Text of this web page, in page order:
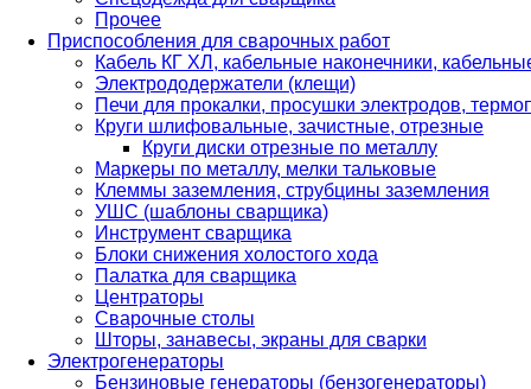
Прочее
Приспособления для сварочных работ
Кабель КГ ХЛ, кабельные наконечники,
Электрододержатели (клещи)
Печи для прокалки, просушки электродов,
Круги шлифовальные, зачистные, отрезные
Круги диски отрезные по металлу
Маркеры по металлу, мелки тальковые
Клеммы заземления, струбцины заземления
УШС (шаблоны сварщика)
Инструмент сварщика
Блоки снижения холостого хода
Палатка для сварщика
Центраторы
Сварочные столы
Шторы, занавесы, экраны для сварки
Электрогенераторы
Бензиновые генераторы (бензогенераторы)